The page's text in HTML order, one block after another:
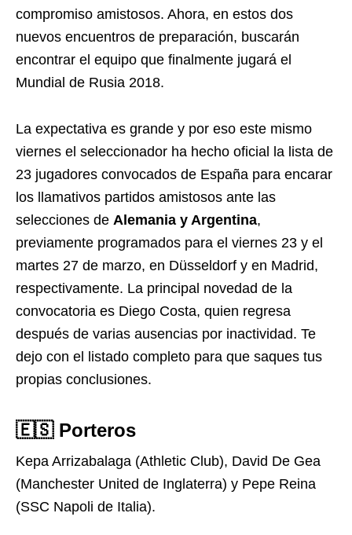
compromiso amistosos. Ahora, en estos dos
nuevos encuentros de preparación, buscarán
encontrar el equipo que finalmente jugará el
Mundial de Rusia 2018.
La expectativa es grande y por eso este mismo
viernes el seleccionador ha hecho oficial la lista de
23 jugadores convocados de España para encarar
los llamativos partidos amistosos ante las
selecciones de Alemania y Argentina,
previamente programados para el viernes 23 y el
martes 27 de marzo, en Düsseldorf y en Madrid,
respectivamente. La principal novedad de la
convocatoria es Diego Costa, quien regresa
después de varias ausencias por inactividad. Te
dejo con el listado completo para que saques tus
propias conclusiones.
🇪🇸 Porteros
Kepa Arrizabalaga (Athletic Club), David De Gea
(Manchester United de Inglaterra) y Pepe Reina
(SSC Napoli de Italia).